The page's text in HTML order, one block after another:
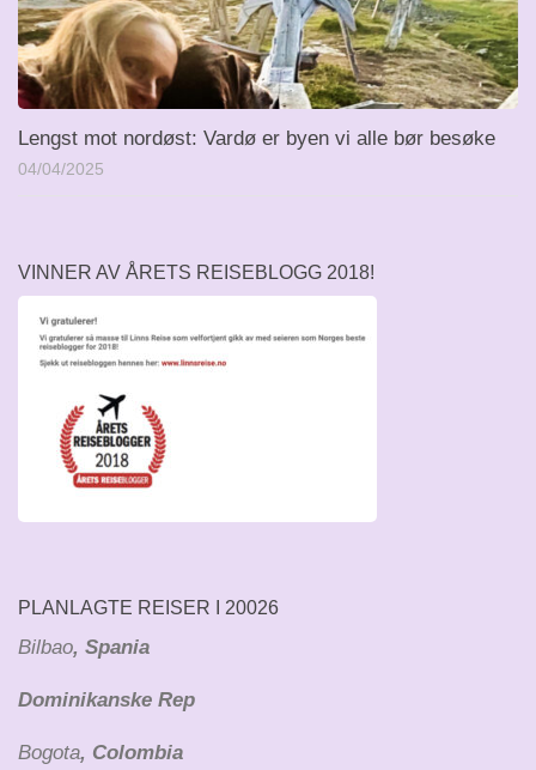
Lengst mot nordøst: Vardø er byen vi alle bør besøke
04/04/2025
VINNER AV ÅRETS REISEBLOGG 2018!
PLANLAGTE REISER I 20026
Bilbao, Spania
Dominikanske Rep
Bogota, Colombia